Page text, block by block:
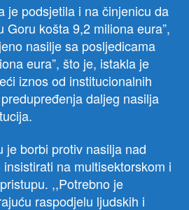
je podsjetila i na činjenicu da
Goru košta 9,2 miliona eura”,
nasilje sa posljedicama
eura”, što je, istakla je
iznos od institucionalnih
daljeg nasilja
je borbi protiv nasilja nad
na multisektorskom i
,,Potrebno je
raspodjelu ljudskih i